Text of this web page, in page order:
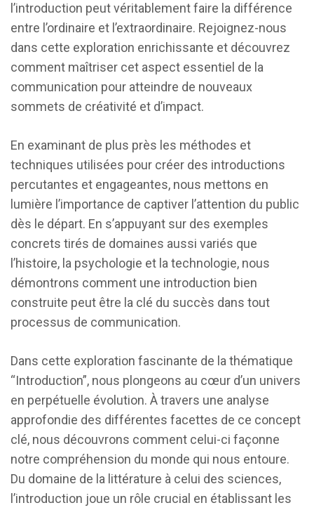
l’introduction peut véritablement faire la différence
entre l’ordinaire et l’extraordinaire. Rejoignez-nous
dans cette exploration enrichissante et découvrez
comment maîtriser cet aspect essentiel de la
communication pour atteindre de nouveaux
sommets de créativité et d’impact.
En examinant de plus près les méthodes et
techniques utilisées pour créer des introductions
percutantes et engageantes, nous mettons en
lumière l’importance de captiver l’attention du public
dès le départ. En s’appuyant sur des exemples
concrets tirés de domaines aussi variés que
l’histoire, la psychologie et la technologie, nous
démontrons comment une introduction bien
construite peut être la clé du succès dans tout
processus de communication.
Dans cette exploration fascinante de la thématique
“Introduction”, nous plongeons au cœur d’un univers
en perpétuelle évolution. À travers une analyse
approfondie des différentes facettes de ce concept
clé, nous découvrons comment celui-ci façonne
notre compréhension du monde qui nous entoure.
Du domaine de la littérature à celui des sciences,
l’introduction joue un rôle crucial en établissant les